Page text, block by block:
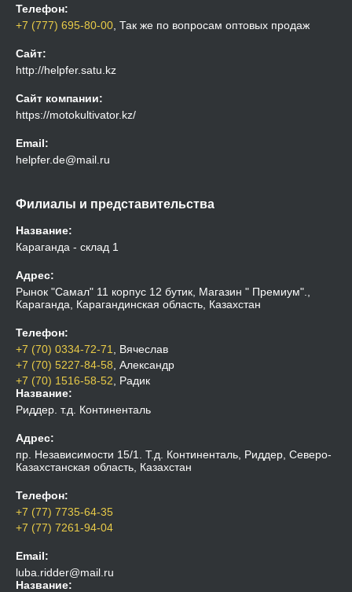
Телефон:
+7 (777) 695-80-00 , Так же по вопросам оптовых продаж
Сайт:
http://helpfer.satu.kz
Сайт компании:
https://motokultivator.kz/
Email:
helpfer.de@mail.ru
Филиалы и представительства
Название:
Караганда - склад 1
Адрес:
Рынок "Самал" 11 корпус 12 бутик, Магазин " Премиум".,
Караганда, Карагандинская область, Казахстан
Телефон:
+7 (70) 0334-72-71
, Вячеслав
+7 (70) 5227-84-58 , Александр
+7 (70) 1516-58-52 , Радик
Название:
Риддер. т.д. Континенталь
Адрес:
пр. Независимости 15/1. Т.д. Континенталь, Риддер, Северо-
Казахстанская область, Казахстан
Телефон:
+7 (77) 7735-64-35
+7 (77) 7261-94-04
Email:
luba.ridder@mail.ru
Название: